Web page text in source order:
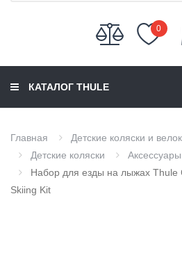
0
КАТАЛОГ THULE
Главная
Детские коляски и
Детские коляски
Набор для езды на лыжах Thule
Skiing Kit